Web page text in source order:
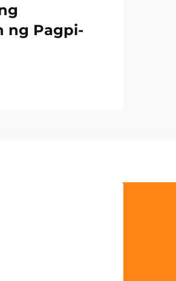
ng Pagpi-